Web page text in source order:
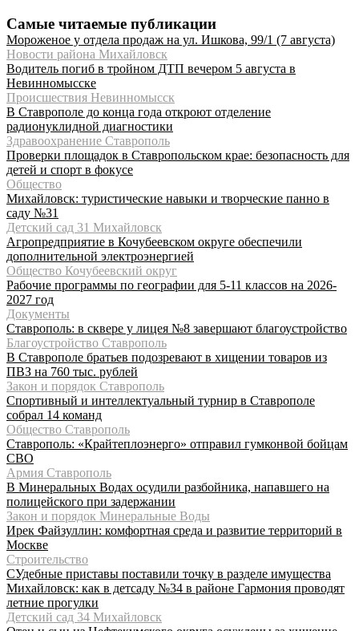
Самые читаемые публикации
Мороженое у отдела продаж на ул. Ишкова, 99/1 (7 августа)
Новости района Михайловск
Водитель погиб в тройном ДТП вечером 5 августа в
Невинномысске
Происшествия Невинномысск
В Ставрополе до конца года откроют отделение
радионуклидной диагностики
Здравоохранение Ставрополь
Проверки площадок в Ставропольском крае: безопасность для
детей и спорт в фокусе
Общество
Михайловск: туристические навыки и творческие панно в
саду №31
Детский сад 31 Михайловск
Агропредприятие в Кочубеевском округе обеспечили
дополнительной электроэнергией
Общество Кочубеевский округ
Рабочие программы по географии для 5-11 классов на 2026-
2027 год
Документы
Ставрополь: в сквере у лицея №8 завершают благоустройство
Благоустройство Ставрополь
В Ставрополе братьев подозревают в хищении товаров из
ПВЗ на 760 тыс. рублей
Закон и порядок Ставрополь
Спортивный и интеллектуальный турнир в Ставрополе
собрал 14 команд
Общество Ставрополь
Ставрополь: «Крайтеплоэнерго» отправил гумконвой бойцам
СВО
Армия Ставрополь
В Минеральных Водах осудили разбойника, напавшего на
полицейского при задержании
Закон и порядок Минеральные Воды
Ирек Файзуллин: комфортная среда и развитие территорий в
Москве
Строительство
СУдебные приставы поставили точку в разделе имущества
Михайловск: как в детсаду №34 в районе Гармония проводят
летние прогулки
Детский сад 34 Михайловск